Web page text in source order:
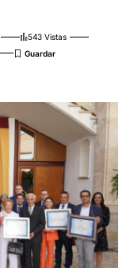
543 Vistas